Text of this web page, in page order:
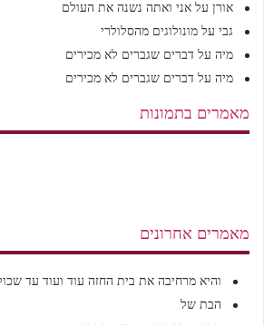
מאמרים אחרונים
והיא מרחיבה את בית החזה עוד ועוד עד
הבת של
אורן על אני ואתה נשנה את העולם
גבי על מונולוגים מהסלולרי
מיה על דברים שגברים לא מכירים
מיה על דברים שגברים לא מכירים
מאמרים בתמונות